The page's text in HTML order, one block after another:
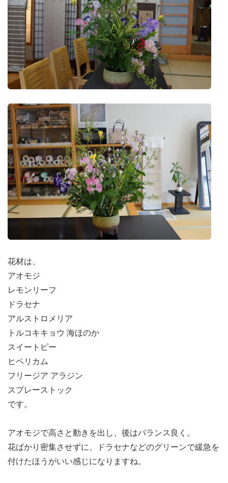
花材は、
アオモジ
レモンリーフ
ドラセナ
アルストロメリア
トルコキキョウ 海ほのか
スイートピー
ヒペリカム
フリージア アラジン
スプレーストック
です。
アオモジで高さと動きを出し、後はバランス良く。
花ばかり密集させずに、ドラセナなどのグリーンで緩急を
付けたほうがいい感じになりますね。